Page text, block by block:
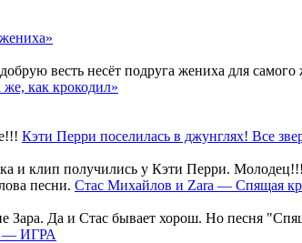
весть несёт подруга жениха для
как крокодил»
Кэти Перри поселилась в джунглях! Все
и клип получились у Кэти Перри.
Стас Михайлов и Zara — Спящая
Да и Стас бывает хорош. Но песня
— ИГРА